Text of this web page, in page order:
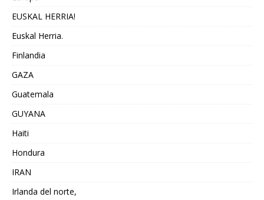
EUSKAL HERRIA!
Euskal Herria.
Finlandia
GAZA
Guatemala
GUYANA
Haiti
Hondura
IRAN
Irlanda del norte,